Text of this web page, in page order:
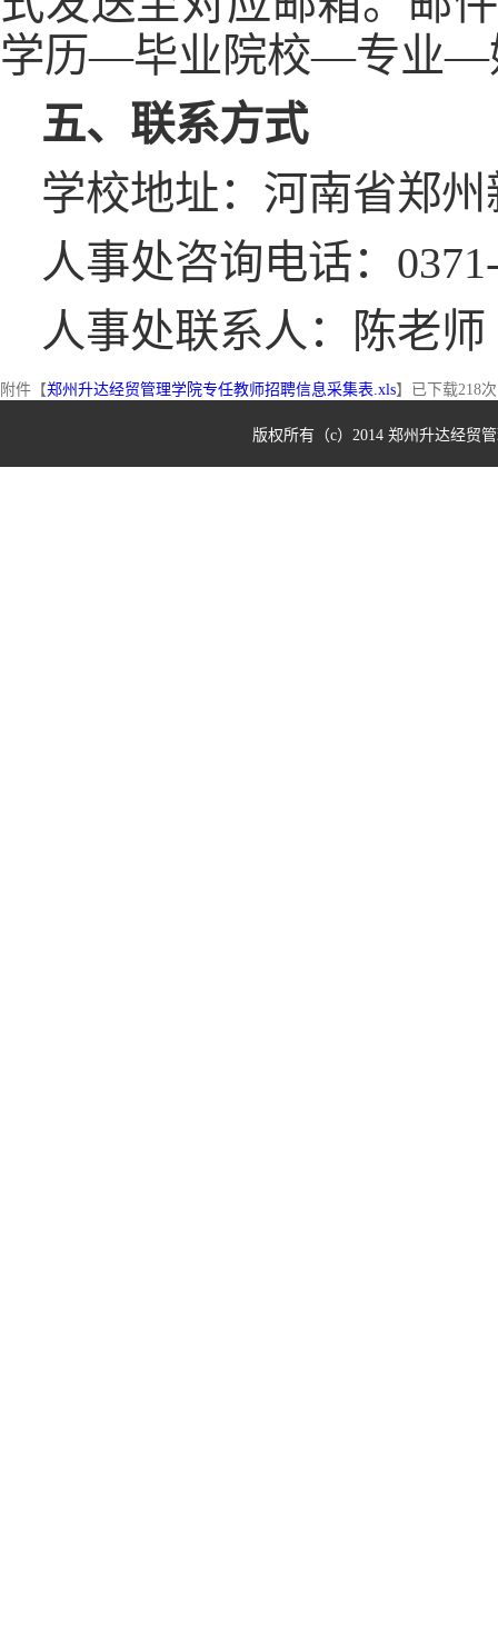
学历—毕业院校—专业—
五、联系方式
学校地址：河南省郑
人事处咨询电话：
人事处联系人：陈老师
附件【郑州升达经贸管理学院专任教师招聘信息采集表.xls】已下载218次
版权所有（c）2014 郑州升达经贸